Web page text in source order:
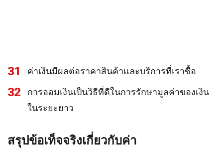
31 ค่าเงินมีผลต่อราคาสินค้าและบริการที่เราซื้อ
32
การออมเงินเป็นวิธีที่ดีในการรักษามูลค่าของเงิน
ในระยะยาว
สรุปข้อเท็จจริงเกี่ยวกับค่า